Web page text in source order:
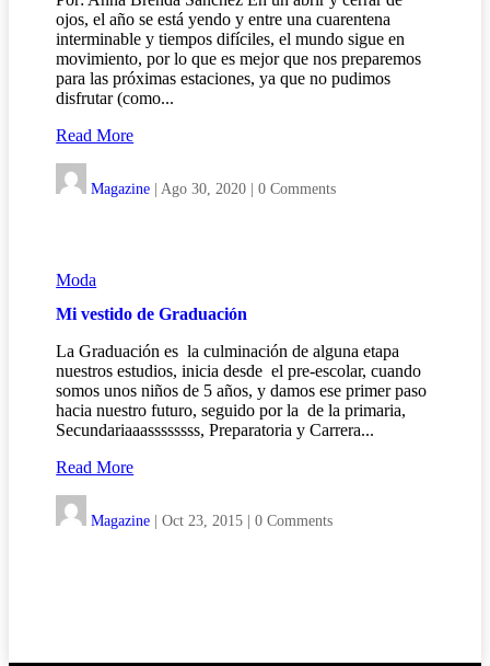
ojos, el año se está yendo y entre una cuarentena
interminable y tiempos difíciles, el mundo sigue en
movimiento, por lo que es mejor que nos preparemos
para las próximas estaciones, ya que no pudimos
disfrutar (como...
Read More
Magazine | Ago 30, 2020 |0 Comments
Moda
Mi vestido de Graduación
La Graduación es la culminación de alguna etapa
nuestros estudios, inicia desde el pre-escolar, cuando
somos unos niños de 5 años, y damos ese primer paso
hacia nuestro futuro, seguido por la de la primaria,
Secundariaaassssssss, Preparatoria y Carrera...
Read More
Magazine |Oct 23, 2015 |0 Comments